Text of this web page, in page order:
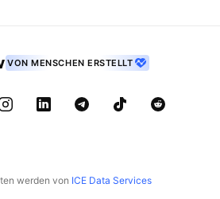
VON MENSCHEN ERSTELLT
werden von ICE Data Services